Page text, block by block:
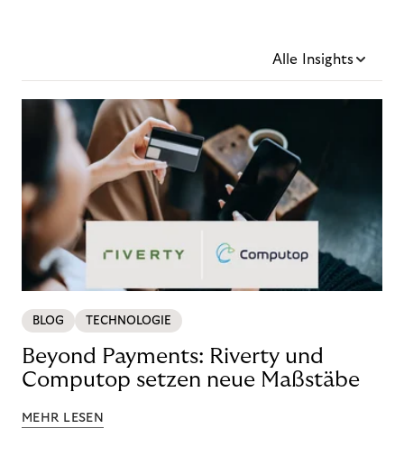
Alle Insights
BLOG TECHNOLOGIE
Beyond Payments: Riverty und
Computop setzen neue Maßstäbe
MEHR LESEN